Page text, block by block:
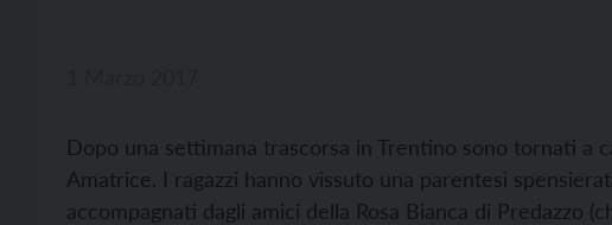
Dopo una settimana trascorsa in Trentino sono tornati a
Amatrice. I ragazzi hanno vissuto una parentesi
accompagnati dagli amici della Rosa Bianca di Predazzo